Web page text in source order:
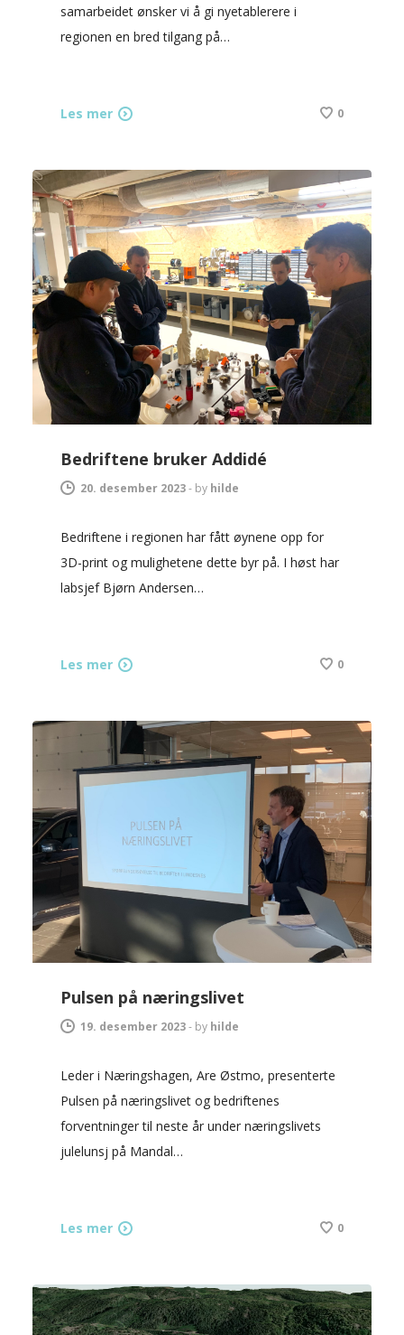
samarbeidet ønsker vi å gi nyetablerere i
regionen en bred tilgang på…
Les mer 0
Bedriftene bruker Addidé
20. desember 2023- by hilde
Bedriftene i regionen har fått øynene opp for
3D-print og mulighetene dette byr på. I høst har
labsjef Bjørn Andersen…
Les mer 0
Pulsen på næringslivet
19. desember 2023- by hilde
Leder i Næringshagen, Are Østmo, presenterte
Pulsen på næringslivet og bedriftenes
forventninger til neste år under næringslivets
julelunsj på Mandal…
Les mer 0